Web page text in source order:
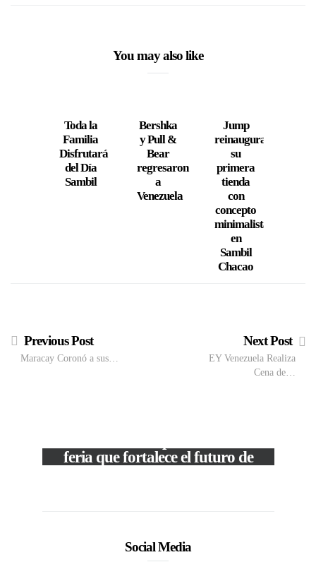
You may also like
Toda la
Familia
Disfrutará
del Día
Sambil
Bershka
y Pull &
Bear
regresaron
a
Venezuela
Jump
reinaugura
su
primera
tienda
con
concepto
minimalista
en
Sambil
Chacao
Previous Post
Maracay Coronó a sus…
Next Post
EY Venezuela Realiza
Cena de…
feria que fortalece el futuro de
Social Media